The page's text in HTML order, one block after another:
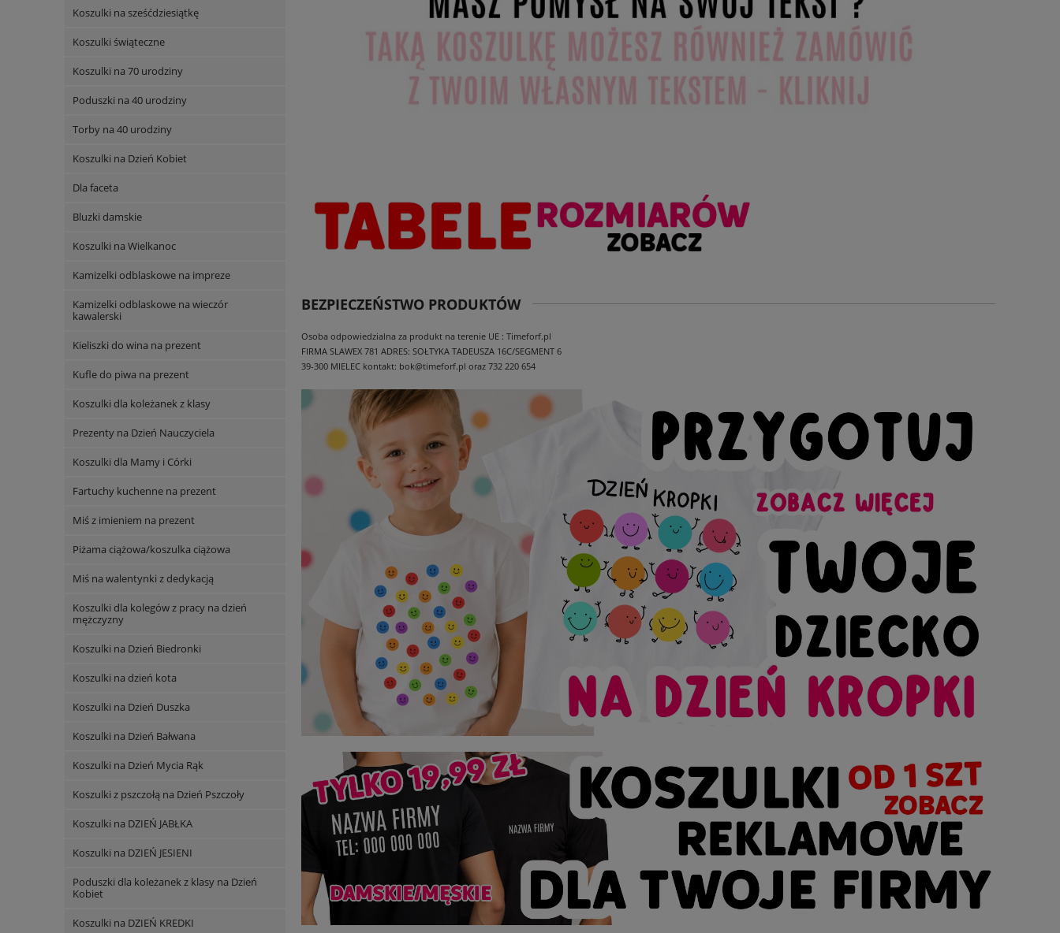
Koszulki na sześćdziesiątkę
Koszulki świąteczne
Koszulki na 70 urodziny
Poduszki na 40 urodziny
Torby na 40 urodziny
Koszulki na Dzień Kobiet
Dla faceta
Bluzki damskie
Koszulki na Wielkanoc
Kamizelki odblaskowe na impreze
Kamizelki odblaskowe na wieczór
kawalerski
Kieliszki do wina na prezent
Kufle do piwa na prezent
Koszulki dla koleżanek z klasy
Prezenty na Dzień Nauczyciela
Koszulki dla Mamy i Córki
Fartuchy kuchenne na prezent
Miś z imieniem na prezent
Piżama ciążowa/koszulka ciążowa
Miś na walentynki z dedykacją
Koszulki dla kolegów z pracy na dzień
mężczyzny
Koszulki na Dzień Biedronki
Koszulki na dzień kota
Koszulki na Dzień Duszka
Koszulki na Dzień Bałwana
Koszulki na Dzień Mycia Rąk
Koszulki z pszczołą na Dzień Pszczoły
Koszulki na DZIEŃ JABŁKA
Koszulki na DZIEŃ JESIENI
Poduszki dla koleżanek z klasy na Dzień
Kobiet
Koszulki na DZIEŃ KREDKI
BEZPIECZEŃSTWO PRODUKTÓW
Osoba odpowiedzialna za produkt na terenie UE : Timeforf.pl
FIRMA SLAWEX 781 ADRES: SOŁTYKA TADEUSZA 16C/SEGMENT 6
39-300 MIELEC kontakt: bok@timeforf.pl oraz 732 220 654